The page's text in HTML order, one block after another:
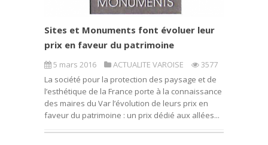
Sites et Monuments font évoluer leur
prix en faveur du patrimoine
5 mars 2016 ACTUALITE VAROISE
3577
La société pour la protection des paysage et de
l’esthétique de la France porte à la connaissance
des maires du Var l’évolution de leurs prix en
faveur du patrimoine : un prix dédié aux allées...